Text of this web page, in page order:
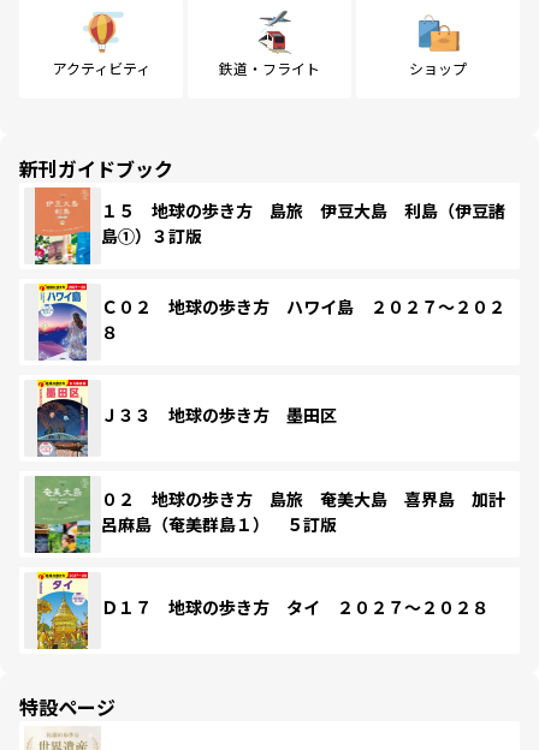
アクティビティ 鉄道・フライト ショップ
新刊ガイドブック
１５ 地球の歩き方 島旅 伊豆大島 利島（伊豆諸
島①）３訂版
Ｃ０２ 地球の歩き方 ハワイ島 ２０２７～２０２
８
Ｊ３３ 地球の歩き方 墨田区
０２ 地球の歩き方 島旅 奄美大島 喜界島 加計
呂麻島（奄美群島１） ５訂版
Ｄ１７ 地球の歩き方 タイ ２０２７～２０２８
特設ページ